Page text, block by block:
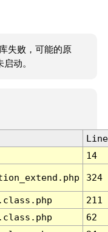
失败，可能的原
动。
Line
14
324
211
62